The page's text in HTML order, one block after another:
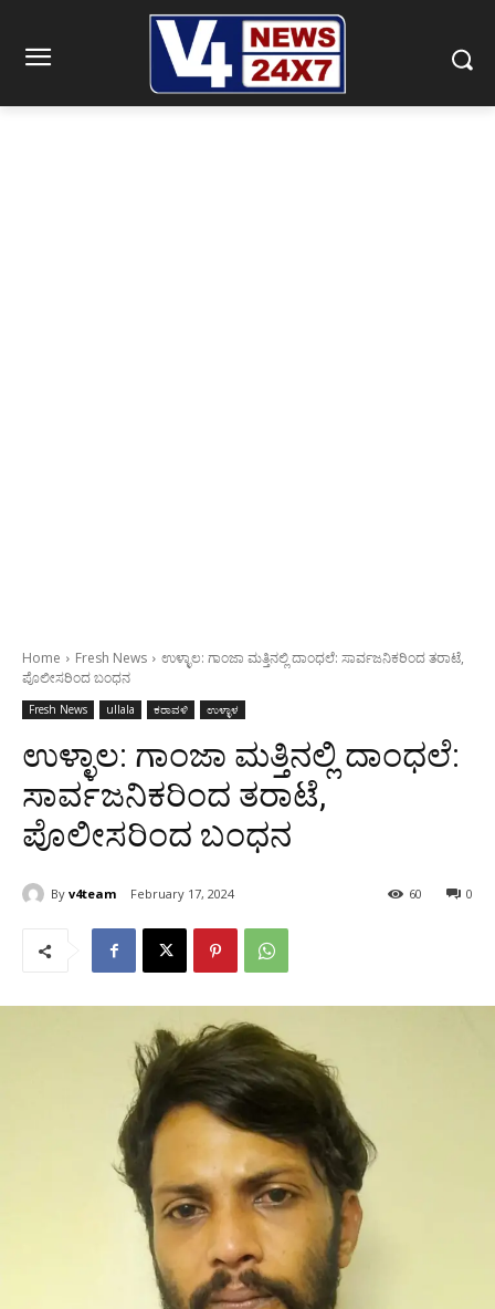
Home Fresh News
ಉಳ್ಳಾಲ: ಗಾಂಜಾ ಮತ್ತಿನಲ್ಲಿ ದಾಂಧಲೆ: ಸಾರ್ವಜನಿಕರಿಂದ ತರಾಟೆ,
ಪೊಲೀಸರಿಂದ ಬಂಧನ
Fresh News ullala ಕರಾವಳಿ ಉಳ್ಳಾಳ
ಉಳ್ಳಾಲ: ಗಾಂಜಾ ಮತ್ತಿನಲ್ಲಿ ದಾಂಧಲೆ:
ಸಾರ್ವಜನಿಕರಿಂದ ತರಾಟೆ,
ಪೊಲೀಸರಿಂದ ಬಂಧನ
By v4team February 17, 2024 0
60